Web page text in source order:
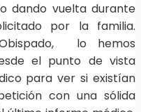
dando vuelta durante
por la familia.
lo hemos
el punto de vista
para ver si existían
con una sólida